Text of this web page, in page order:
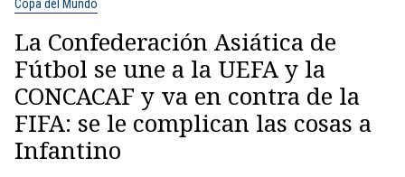
Copa del Mundo
La Confederación Asiática de
Fútbol se une a la UEFA y la
CONCACAF y va en contra de la
FIFA: se le complican las cosas a
Infantino